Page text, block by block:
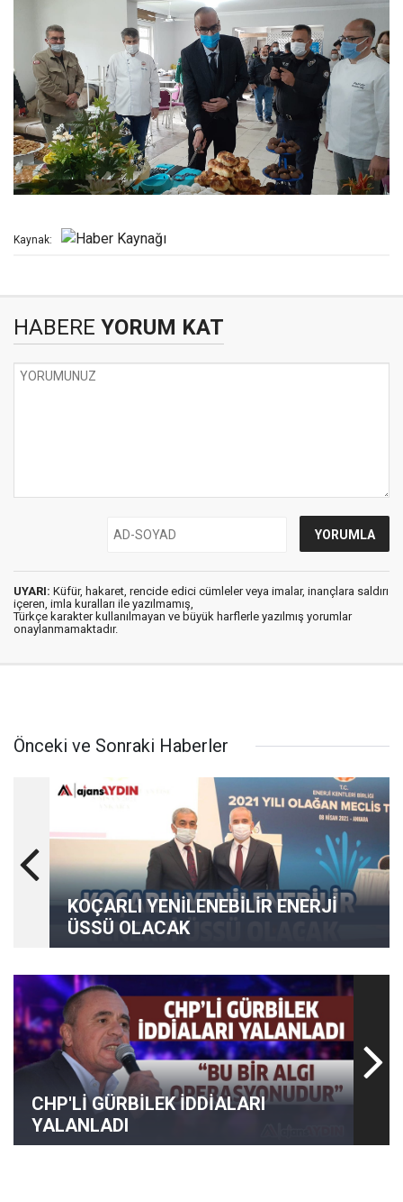
Kaynak:
HABERE YORUM KAT
UYARI: Küfür, hakaret, rencide edici cümleler veya imalar, inançlara saldırı
içeren, imla kuralları ile yazılmamış,
Türkçe karakter kullanılmayan ve büyük harflerle yazılmış yorumlar
onaylanmamaktadır.
Önceki ve Sonraki Haberler
KOÇARLI YENİLENEBİLİR ENERJİ
ÜSSÜ OLACAK
CHP'Lİ GÜRBİLEK İDDİALARI
YALANLADI